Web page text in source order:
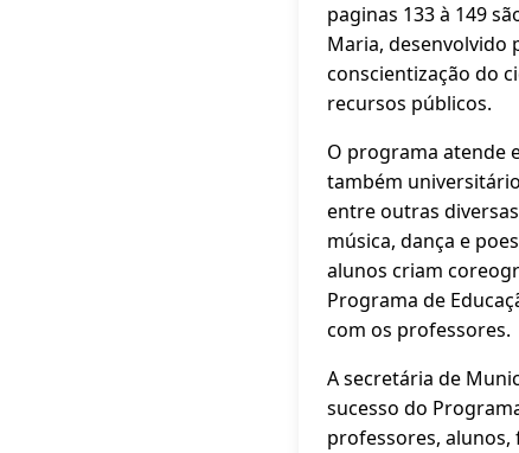
paginas 133 à 149
Maria, desenvolvido
conscientização do
recursos públicos.
O programa atende
também
entre outras
música, dança e
alunos criam
Programa de
com os professores.
A secretária de
sucesso do
professores,